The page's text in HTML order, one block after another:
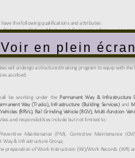
Voir en plein écran